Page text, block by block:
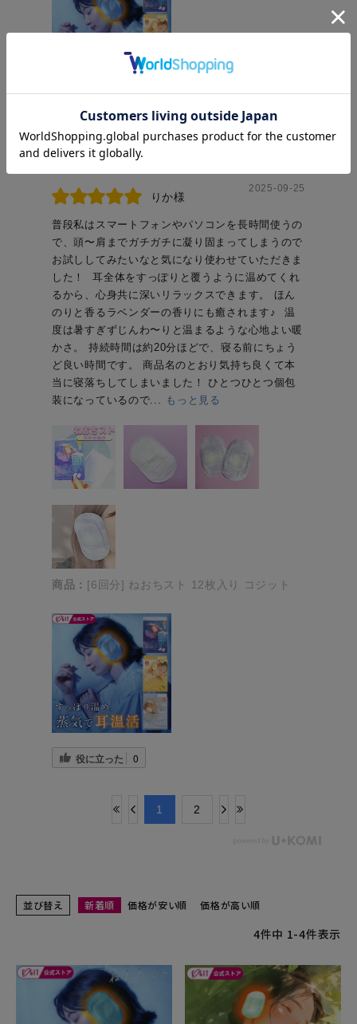
役に立った 0
りか様
2025-09-25
普段私はスマートフォンやパソコンを長時間使うの
で、頭〜肩までガチガチに凝り固まってしまうので
お試ししてみたいなと気になり使わせていただきま
した！ ⁡ 耳全体をすっぽりと覆うように温めてくれ
るから、心身共に深いリラックスできます。 ほん
のりと香るラベンダーの香りにも癒されます♪ ⁡ 温
度は暑すぎずじんわ〜りと温まるような心地よい暖
かさ。 持続時間は約20分ほどで、寝る前にちょう
ど良い時間です。 商品名のとおり気持ち良くて本
当に寝落ちしてしまいました！ ひとつひとつ個包
装になっているので...
もっと見る
商品： [6回分] ねおちスト 12枚入り コジット
役に立った 0
​1 ​2
並び替え 新着順 価格が安い順 価格が高い順
4件中 1-4件表示